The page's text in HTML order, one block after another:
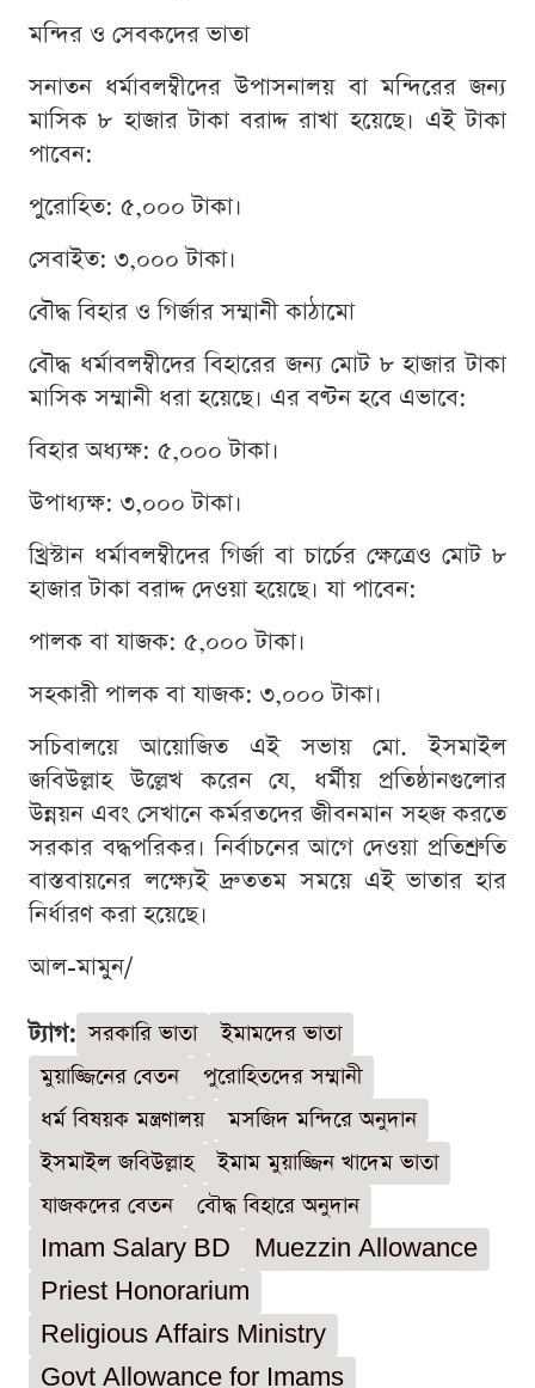
মন্দির ও সেবকদের ভাতা
সনাতন ধর্মাবলম্বীদের উপাসনালয় বা মন্দিরের জন্য
মাসিক ৮ হাজার টাকা বরাদ্দ রাখা হয়েছে। এই টাকা
পাবেন:
পুরোহিত: ৫,০০০ টাকা।
সেবাইত: ৩,০০০ টাকা।
বৌদ্ধ বিহার ও গির্জার সম্মানী কাঠামো
বৌদ্ধ ধর্মাবলম্বীদের বিহারের জন্য মোট ৮ হাজার টাকা
মাসিক সম্মানী ধরা হয়েছে। এর বণ্টন হবে এভাবে:
বিহার অধ্যক্ষ: ৫,০০০ টাকা।
উপাধ্যক্ষ: ৩,০০০ টাকা।
খ্রিস্টান ধর্মাবলম্বীদের গির্জা বা চার্চের ক্ষেত্রেও মোট ৮
হাজার টাকা বরাদ্দ দেওয়া হয়েছে। যা পাবেন:
পালক বা যাজক: ৫,০০০ টাকা।
সহকারী পালক বা যাজক: ৩,০০০ টাকা।
সচিবালয়ে আয়োজিত এই সভায় মো. ইসমাইল
জবিউল্লাহ উল্লেখ করেন যে, ধর্মীয় প্রতিষ্ঠানগুলোর
উন্নয়ন এবং সেখানে কর্মরতদের জীবনমান সহজ করতে
সরকার বদ্ধপরিকর। নির্বাচনের আগে দেওয়া প্রতিশ্রুতি
বাস্তবায়নের লক্ষ্যেই দ্রুততম সময়ে এই ভাতার হার
নির্ধারণ করা হয়েছে।
আল-মামুন/
ট্যাগ: সরকারি ভাতা
ইমামদের ভাতা
মুয়াজ্জিনের বেতন
পুরোহিতদের সম্মানী
ধর্ম বিষয়ক মন্ত্রণালয়
মসজিদ মন্দিরে অনুদান
ইসমাইল জবিউল্লাহ
ইমাম মুয়াজ্জিন খাদেম ভাতা
যাজকদের বেতন
বৌদ্ধ বিহারে অনুদান
Imam Salary BD
Muezzin Allowance
Priest Honorarium
Religious Affairs Ministry
Govt Allowance for Imams